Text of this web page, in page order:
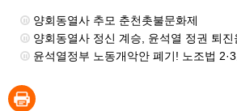
양회동열사 추모 춘천촛불문화제
양회동열사 정신 계승, 윤석열 정권 퇴진을 위한 원주 공대
윤석열정부 노동개악안 폐기! 노조법 2·3조 개정! 민주노총 동시다발